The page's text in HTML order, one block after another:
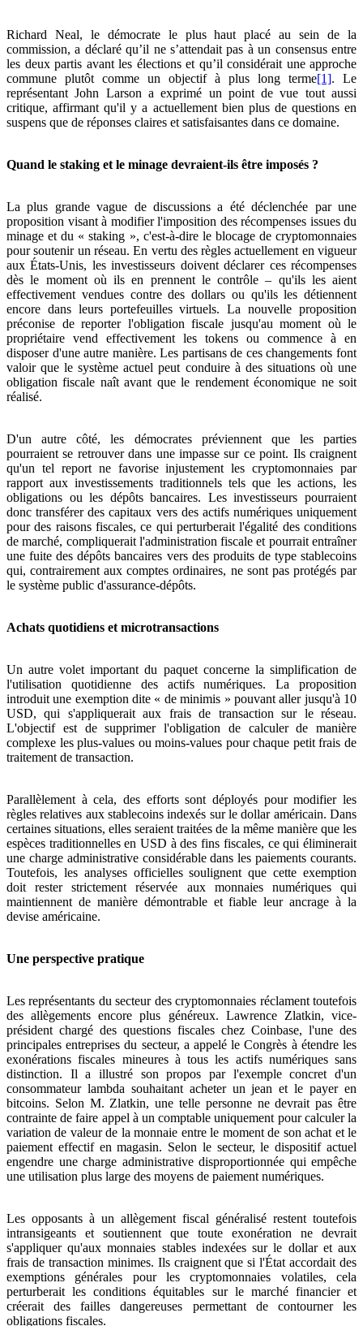
Richard Neal, le démocrate le plus haut placé au sein de la
commission, a déclaré qu’il ne s’attendait pas à un consensus entre
les deux partis avant les élections et qu’il considérait une approche
commune plutôt comme un objectif à plus long terme[1]. Le
représentant John Larson a exprimé un point de vue tout aussi
critique, affirmant qu'il y a actuellement bien plus de questions en
suspens que de réponses claires et satisfaisantes dans ce domaine.
Quand le staking et le minage devraient-ils être imposés ?
La plus grande vague de discussions a été déclenchée par une
proposition visant à modifier l'imposition des récompenses issues du
minage et du « staking », c'est-à-dire le blocage de cryptomonnaies
pour soutenir un réseau. En vertu des règles actuellement en vigueur
aux États-Unis, les investisseurs doivent déclarer ces récompenses
dès le moment où ils en prennent le contrôle – qu'ils les aient
effectivement vendues contre des dollars ou qu'ils les détiennent
encore dans leurs portefeuilles virtuels. La nouvelle proposition
préconise de reporter l'obligation fiscale jusqu'au moment où le
propriétaire vend effectivement les tokens ou commence à en
disposer d'une autre manière. Les partisans de ces changements font
valoir que le système actuel peut conduire à des situations où une
obligation fiscale naît avant que le rendement économique ne soit
réalisé.
D'un autre côté, les démocrates préviennent que les parties
pourraient se retrouver dans une impasse sur ce point. Ils craignent
qu'un tel report ne favorise injustement les cryptomonnaies par
rapport aux investissements traditionnels tels que les actions, les
obligations ou les dépôts bancaires. Les investisseurs pourraient
donc transférer des capitaux vers des actifs numériques uniquement
pour des raisons fiscales, ce qui perturberait l'égalité des conditions
de marché, compliquerait l'administration fiscale et pourrait entraîner
une fuite des dépôts bancaires vers des produits de type stablecoins
qui, contrairement aux comptes ordinaires, ne sont pas protégés par
le système public d'assurance-dépôts.
Achats quotidiens et microtransactions
Un autre volet important du paquet concerne la simplification de
l'utilisation quotidienne des actifs numériques. La proposition
introduit une exemption dite « de minimis » pouvant aller jusqu'à 10
USD, qui s'appliquerait aux frais de transaction sur le réseau.
L'objectif est de supprimer l'obligation de calculer de manière
complexe les plus-values ou moins-values pour chaque petit frais de
traitement de transaction.
Parallèlement à cela, des efforts sont déployés pour modifier les
règles relatives aux stablecoins indexés sur le dollar américain. Dans
certaines situations, elles seraient traitées de la même manière que les
espèces traditionnelles en USD à des fins fiscales, ce qui éliminerait
une charge administrative considérable dans les paiements courants.
Toutefois, les analyses officielles soulignent que cette exemption
doit rester strictement réservée aux monnaies numériques qui
maintiennent de manière démontrable et fiable leur ancrage à la
devise américaine.
Une perspective pratique
Les représentants du secteur des cryptomonnaies réclament toutefois
des allègements encore plus généreux. Lawrence Zlatkin, vice-
président chargé des questions fiscales chez Coinbase, l'une des
principales entreprises du secteur, a appelé le Congrès à étendre les
exonérations fiscales mineures à tous les actifs numériques sans
distinction. Il a illustré son propos par l'exemple concret d'un
consommateur lambda souhaitant acheter un jean et le payer en
bitcoins. Selon M. Zlatkin, une telle personne ne devrait pas être
contrainte de faire appel à un comptable uniquement pour calculer la
variation de valeur de la monnaie entre le moment de son achat et le
paiement effectif en magasin. Selon le secteur, le dispositif actuel
engendre une charge administrative disproportionnée qui empêche
une utilisation plus large des moyens de paiement numériques.
Les opposants à un allègement fiscal généralisé restent toutefois
intransigeants et soutiennent que toute exonération ne devrait
s'appliquer qu'aux monnaies stables indexées sur le dollar et aux
frais de transaction minimes. Ils craignent que si l'État accordait des
exemptions générales pour les cryptomonnaies volatiles, cela
perturberait les conditions équitables sur le marché financier et
créerait des failles dangereuses permettant de contourner les
obligations fiscales.